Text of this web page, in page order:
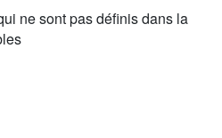
ne sont pas définis dans la